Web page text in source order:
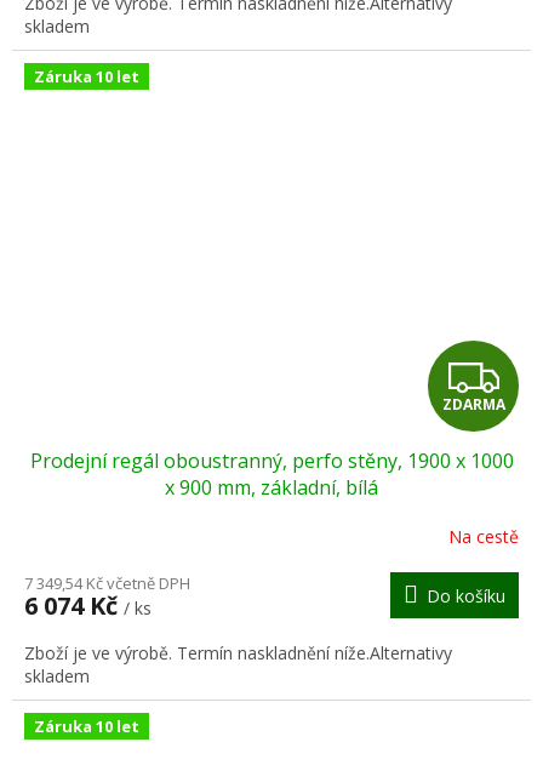
skladem
Záruka 10 let
Z
D
A
R
M
A
ZDARMA
Prodejní regál oboustranný, perfo stěny, 1900 x 1000
x 900 mm, základní, bílá
Na cestě
7 349,54 Kč včetně DPH
6 074 Kč / ks
Do košíku
Zboží je ve výrobě. Termín naskladnění níže.Alternativy
skladem
Záruka 10 let